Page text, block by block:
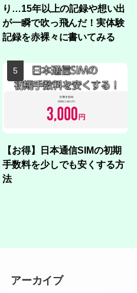
り…15年以上の記録や想い出
が一瞬で吹っ飛んだ！実体験
記録を赤裸々に書いてみる
【お得】日本通信SIMの初期
手数料を少しでも安くする方
法
アーカイブ